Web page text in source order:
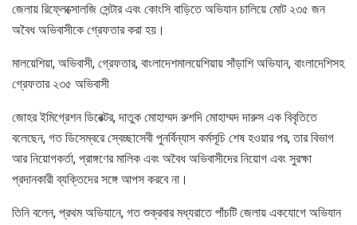
জেলায় রিফ্লেক্সোলজি সেন্টার এবং কোংসি বাড়িতে অভিযান চালিয়ে মোট ২৩৫ জন
অবৈধ অভিবাসীকে গ্রেফতার করা হয়।
মালয়েশিয়া, অভিবাসী, গ্রেফতার, বাংলাদেশমালয়েশিয়ায় সাঁড়াশি অভিযান, বাংলাদেশিসহ
গ্রেফতার ২৩৫ অভিবাসী
জোহর ইমিগ্রেশন ডিরেক্টর, দাতুক মোহাম্মদ রুশদি মোহাম্মদ দারুস এক বিবৃতিতে
বলেছেন, গত ডিসেম্বরে স্বেচ্ছাসেবী পুনর্বিন্যাস কর্মসূচি শেষ হওয়ার পর, তার বিভাগ
আর নিয়োগকর্তা, প্রাঙ্গণের মালিক এবং অবৈধ অভিবাসীদের নিয়োগ এবং সুরক্ষা
প্রদানকারী ব্যক্তিদের সঙ্গে আপস করবে না।
তিনি বলেন, প্রথম অভিযানে, গত শুক্রবার মধ্যরাতে পাঁচটি জেলায় একযোগে অভিযান